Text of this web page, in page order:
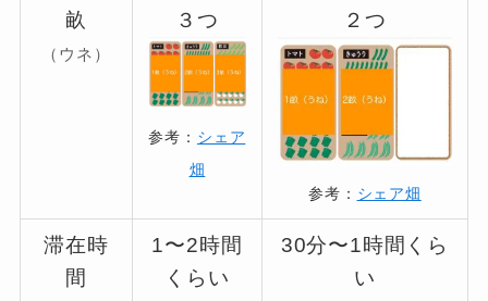
畝
（ウネ）
３つ
参考： シェア
畑
２つ
参考： シェア畑
滞在時
間
1〜2時間
くらい
30分〜1時間くら
い